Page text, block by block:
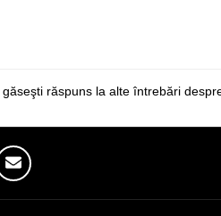
răspuns la alte întrebări